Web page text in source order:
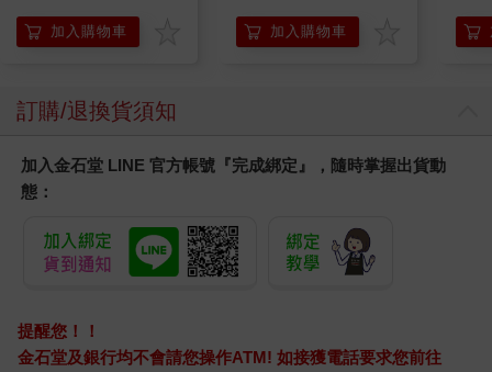
加入購物車 加入購物車
訂購/退換貨須知
加入金石堂 LINE 官方帳號『完成綁定』，隨時掌握出貨動
態：
提醒您！！
金石堂及銀行均不會請您操作ATM! 如接獲電話要求您前往